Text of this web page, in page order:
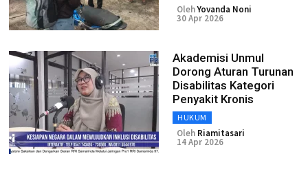
OlehYovanda Noni
30 Apr 2026
Akademisi Unmul
Dorong Aturan Turunan
Disabilitas Kategori
Penyakit Kronis
HUKUM
Oleh Riamitasari
14 Apr 2026